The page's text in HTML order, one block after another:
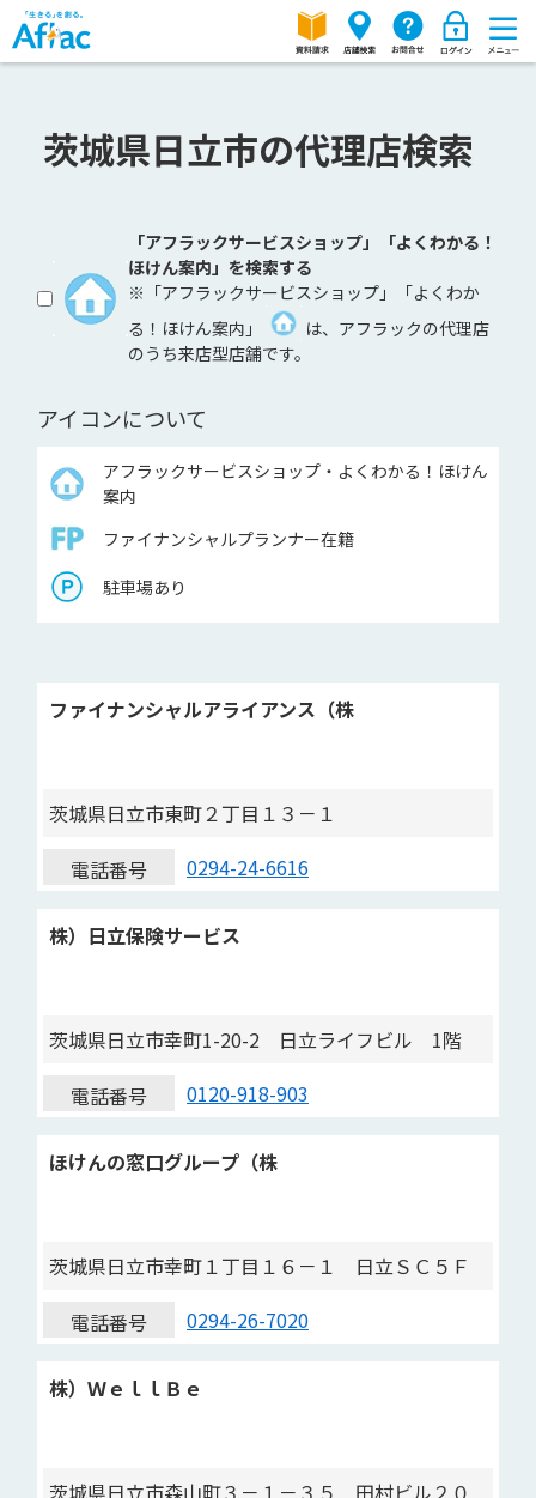
茨城県日立市の代理店検索
「アフラックサービスショップ」「よくわかる！
ほけん案内」を検索する
※「アフラックサービスショップ」「よくわか
る！ほけん案内」
は、アフラックの代理店
のうち来店型店舗です。
アイコンについて
アフラックサービスショップ・よくわかる！ほけん
案内
ファイナンシャルプランナー在籍
駐車場あり
ファイナンシャルアライアンス（株
茨城県日立市東町２丁目１３－１
電話番号
0294-24-6616
株）日立保険サービス
茨城県日立市幸町1-20-2 日立ライフビル 1階
電話番号
0120-918-903
ほけんの窓口グループ（株
茨城県日立市幸町１丁目１６－１ 日立ＳＣ５Ｆ
電話番号
0294-26-7020
株）ＷｅｌｌＢｅ
茨城県日立市森山町３－１－３５ 田村ビル２０